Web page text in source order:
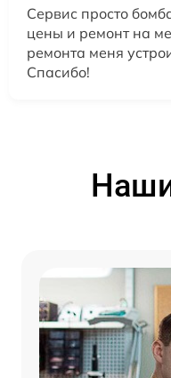
Сервис просто
цены и ремонт на
ремонта меня
Спасибо!